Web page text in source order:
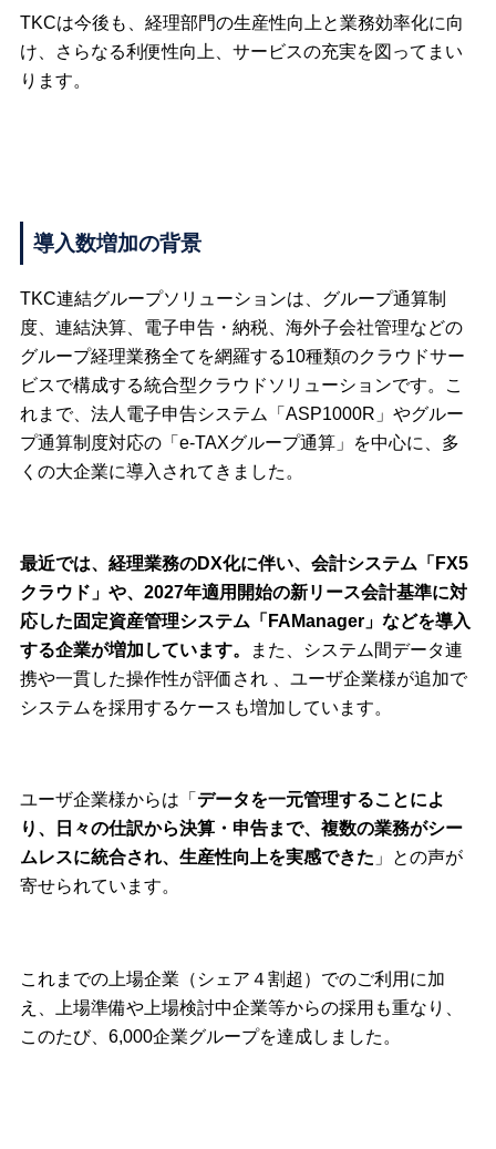
TKCは今後も、経理部門の生産性向上と業務効率化に向
け、さらなる利便性向上、サービスの充実を図ってまい
ります。
導入数増加の背景
TKC連結グループソリューションは、グループ通算制
度、連結決算、電子申告・納税、海外子会社管理などの
グループ経理業務全てを網羅する10種類のクラウドサー
ビスで構成する統合型クラウドソリューションです。こ
れまで、法人電子申告システム「ASP1000R」やグルー
プ通算制度対応の「e-TAXグループ通算」を中心に、多
くの大企業に導入されてきました。
最近では、経理業務のDX化に伴い、会計システム「FX5
クラウド」や、2027年適用開始の新リース会計基準に対
応した固定資産管理システム「FAManager」などを導入
する企業が増加しています。
また、システム間データ連
携や一貫した操作性が評価され 、ユーザ企業様が追加で
システムを採用するケースも増加しています。
ユーザ企業様からは「 データを一元管理することによ
り、日々の仕訳から決算・申告まで、複数の業務がシー
ムレスに統合され、生産性向上を実感できた 」との声が
寄せられています。
これまでの上場企業（シェア４割超）でのご利用に加
え、上場準備や上場検討中企業等からの採用も重なり、
このたび、6,000企業グループを達成しました。